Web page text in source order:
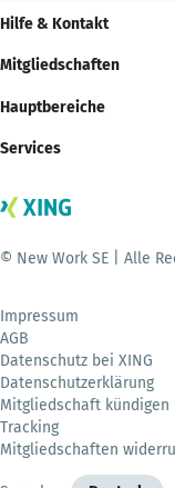
Hilfe & Kontakt
Mitgliedschaften
Hauptbereiche
Services
© New Work SE | Alle
Impressum
AGB
Datenschutz bei XING
Datenschutzerklärung
Mitgliedschaft kündigen
Tracking
Mitgliedschaften